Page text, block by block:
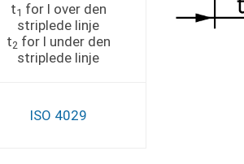
t1 for l over den
striplede linje
t2 for l under den
striplede linje
ISO 4029